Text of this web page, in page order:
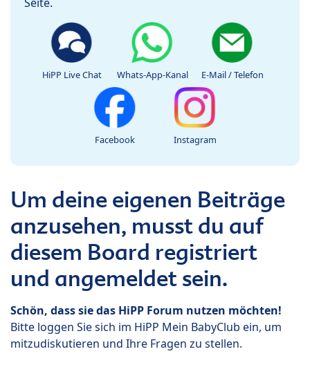
HiPP Live Chat Whats-App-Kanal E-Mail / Telefon
Facebook Instagram
Um deine eigenen Beiträge
anzusehen, musst du auf
diesem Board registriert
und angemeldet sein.
Schön, dass sie das HiPP Forum nutzen möchten!
Bitte loggen Sie sich im HiPP Mein BabyClub ein, um
mitzudiskutieren und Ihre Fragen zu stellen.